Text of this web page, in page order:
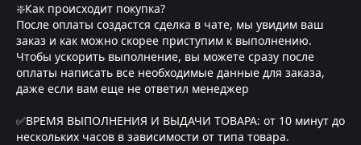
❇️Как происходит покупка?
После оплаты создастся сделка в чате, мы увидим ваш
заказ и как можно скорее приступим к выполнению.
Чтобы ускорить выполнение, вы можете сразу после
оплаты написать все необходимые данные для заказа,
даже если вам еще не ответил менеджер
✅ВРЕМЯ ВЫПОЛНЕНИЯ И ВЫДАЧИ ТОВАРА: от 10 минут до
нескольких часов в зависимости от типа товара.